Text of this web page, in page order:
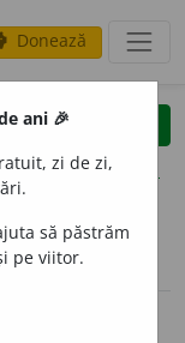
Donează
clear
opțiuni
ani 🎉
zi de zi,
să păstrăm
pe viitor.